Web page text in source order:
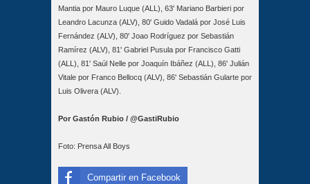
Mantia por Mauro Luque (ALL), 63' Mariano Barbieri por
Leandro Lacunza (ALV), 80' Guido Vadalá por José Luis
Fernández (ALV), 80' Joao Rodríguez por Sebastián
Ramírez (ALV), 81' Gabriel Pusula por Francisco Gatti
(ALL), 81' Saúl Nelle por Joaquín Ibáñez (ALL), 86' Julián
Vitale por Franco Bellocq (ALV), 86' Sebastián Gularte por
Luis Olivera (ALV).
Por Gastón Rubio / @GastiRubio
Foto: Prensa All Boys
Compartir en Facebook